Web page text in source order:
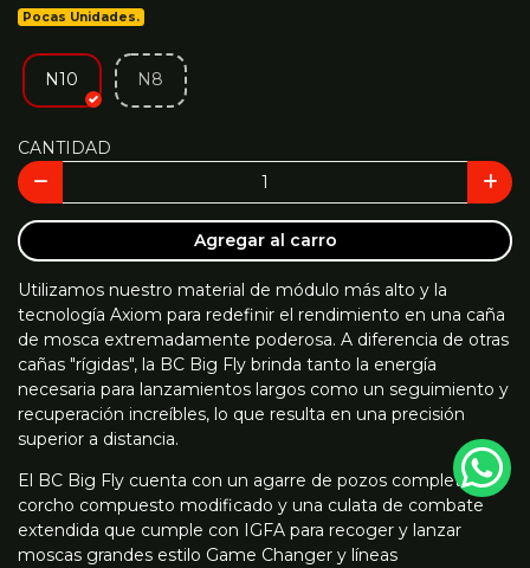
Pocas Unidades.
N10 N8
CANTIDAD
Agregar al carro
Utilizamos nuestro material de módulo más alto y la
tecnología Axiom para redefinir el rendimiento en una caña
de mosca extremadamente poderosa. A diferencia de otras
cañas "rígidas", la BC Big Fly brinda tanto la energía
necesaria para lanzamientos largos como un seguimiento y
recuperación increíbles, lo que resulta en una precisión
superior a distancia.
El BC Big Fly cuenta con un agarre de pozos completos de
corcho compuesto modificado y una culata de combate
extendida que cumple con IGFA para recoger y lanzar
moscas grandes estilo Game Changer y líneas